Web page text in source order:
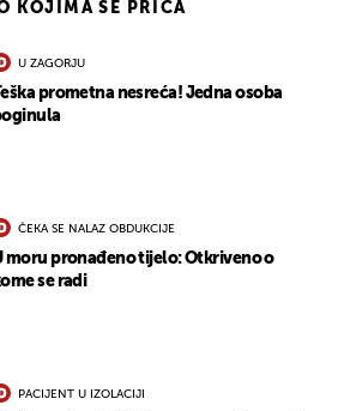
KOJIMA SE PRIČA
U ZAGORJU
prometna nesreća! Jedna osoba
ČEKA SE NALAZ OBDUKCIJE
moru pronađeno tijelo: Otkriveno o
se radi
PACIJENT U IZOLACIJI